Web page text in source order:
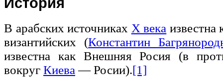
В арабских источниках X века известна
византийских (Константин
известна как Внешняя Росия (в
вокруг Киева — Росии).[1]